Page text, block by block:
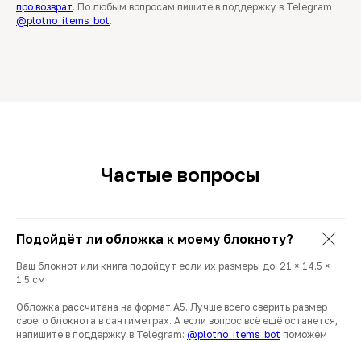
про возврат. По любым вопросам пишите в поддержку в Telegram
@plotno_items_bot.
Частые вопросы
Подойдёт ли обложка к моему блокноту?
Ваш блокнот или книга подойдут если их размеры до: 21 × 14.5 ×
1.5 см
Обложка рассчитана на формат А5. Лучше всего сверить размер
своего блокнота в сантиметрах. А если вопрос всё ещё останется,
напишите в поддержку в Telegram: @plotno_items_bot поможем